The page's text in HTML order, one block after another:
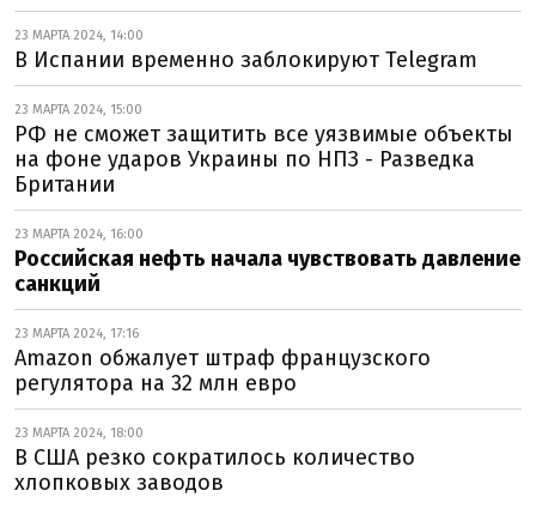
23 МАРТА 2024, 14:00
В Испании временно заблокируют Telegram
23 МАРТА 2024, 15:00
РФ не сможет защитить все уязвимые объекты
на фоне ударов Украины по НПЗ - Разведка
Британии
23 МАРТА 2024, 16:00
Российская нефть начала чувствовать давление
санкций
23 МАРТА 2024, 17:16
Amazon обжалует штраф французского
регулятора на 32 млн евро
23 МАРТА 2024, 18:00
В США резко сократилось количество
хлопковых заводов